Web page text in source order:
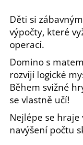
Děti si
výpočty, které
operací.
Domino s
rozvíjí logické
Během svižné
se vlastně učí!
Nejlépe se
navýšení počtu
D
o
p
o
r
u
č